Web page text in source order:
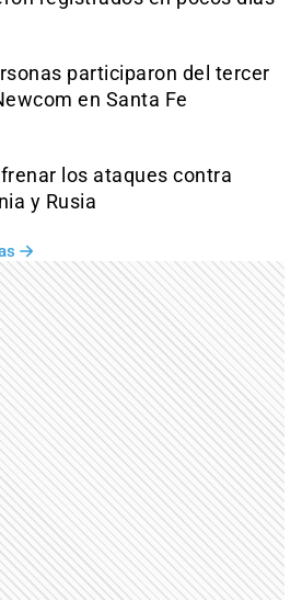
participaron del tercer
en Santa Fe
los ataques contra
y Rusia